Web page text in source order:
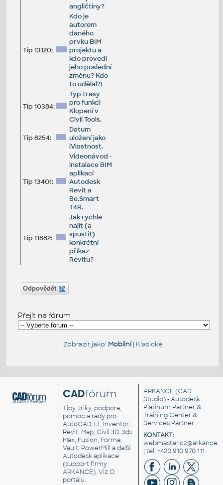
angličtiny?
Tip 13120:
Kdo je
autorem
daného
prvku BIM
projektu a
kdo provedl
jeho poslední
změnu? Kdo
to udělal?!
Tip 10384:
Typ trasy
pro funkci
Klopení v
Civil Tools.
Tip 8254:
Datum
uložení jako
iVlastnost.
Tip 13401:
Videonávod -
instalace BIM
aplikací
Autodesk
Revit a
Be.Smart
T4R.
Tip 11882:
Jak rychle
najít (a
spustit)
konkrétní
příkaz
Revitu?
Odpovědět
Přejít na fórum
Zobrazit jako: Mobilní| Klasické
CADfórum
Tipy, triky, podpora,
pomoc a rady pro
AutoCAD, LT, Inventor,
Revit, Map, Civil 3D, 3ds
Max, Fusion, Forma,
Vault, PowerMill a další
Autodesk aplikace
(support firmy
ARKANCE). VizO
portálu.
ARKANCE (CAD
Studio) - Autodesk
Platinum Partner &
Training Center &
Services Partner
KONTAKT:
| tel. +420 910 970 111